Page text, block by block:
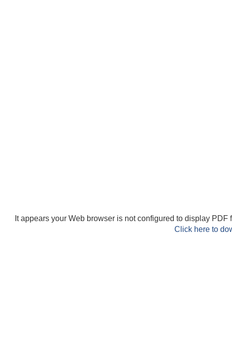
It appears your Web browser is not configured to display PDF
Click here to